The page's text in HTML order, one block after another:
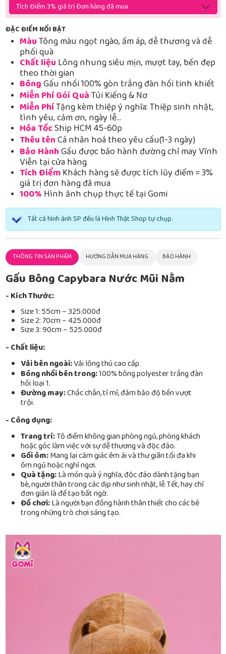
Tích Điểm 3% giá trị Đơn hàng đã mua
ĐẶC ĐIỂM NỔI BẬT
MàuTông màu ngọt ngào, ấm áp, dễ thương và dễ
phối quà
Chất liệu Lông nhung siêu mịn, mượt tay, bền đẹp
theo thời gian
BôngGấu nhồi 100% gòn trắng đàn hồi tinh khiết
Miễn Phí Gói QuàTúi Kiếng & Nơ
Miễn PhíTặng kèm thiệp ý nghĩa: Thiệp sinh nhật,
tình yêu, cảm ơn, ngày lễ…
Hỏa TốcShip HCM 45-60p
Thêu tênCá nhân hoá theo yêu cầu(1-3 ngày)
Bảo HànhGấu được bảo hành đường chỉ may Vĩnh
Viễn tại cửa hàng
Tích ĐiểmKhách hàng sẽ được tích lũy điểm = 3%
giá trị đơn hàng đã mua
100% Hình ảnh chụp thực tế tại Gomi
Tất cả hình ảnh SP đều là Hình Thật Shop tự chụp.
THÔNG TIN SẢN PHẨM HƯỚNG DẪN MUA HÀNG BẢO HÀNH
Gấu Bông Capybara Nước Mũi Nằm
- Kích Thước:
Size 1: 55cm – 325.000đ
Size 2: 70cm – 425.000đ
Size 3: 90cm – 525.000đ
- Chất liệu:
Vải bên ngoài:Vải lông thú cao cấp.
Bông nhồi bên trong:100% bông polyester trắng đàn
hồi loại 1.
Đường may:Chắc chắn, tỉ mỉ, đảm bảo độ bền vượt
trội.
- Công dụng:
Trang trí:Tô điểm không gian phòng ngủ, phòng khách
hoặc góc làm việc với sự dễ thương và độc đáo.
Gối ôm:Mang lại cảm giác êm ái và thư giãn tối đa khi
ôm ngủ hoặc nghỉ ngơi.
Quà tặng:Là món quà ý nghĩa, độc đáo dành tặng bạn
bè, người thân trong các dịp như sinh nhật, lễ Tết, hay chỉ
đơn giản là để tạo bất ngờ.
Đồ chơi:Là người bạn đồng hành thân thiết cho các bé
trong những trò chơi sáng tạo.